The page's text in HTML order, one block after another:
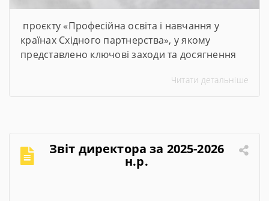
проєкту «Професійна освіта і навчання у
країнах Східного партнерства», у якому
представлено ключові заходи та досягнення
Читати детальніше
Звіт директора за 2025-2026
н.р.